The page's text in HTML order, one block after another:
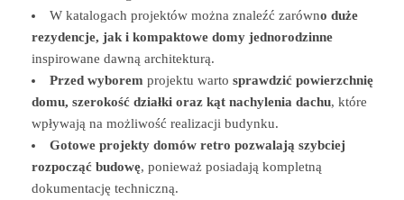
W katalogach projektów można znaleźć zarówno duże
rezydencje, jak i kompaktowe domy jednorodzinne
inspirowane dawną architekturą.
Przed wyborem projektu warto sprawdzić powierzchnię
domu, szerokość działki oraz kąt nachylenia dachu, które
wpływają na możliwość realizacji budynku.
Gotowe projekty domów retro pozwalają szybciej
rozpocząć budowę, ponieważ posiadają kompletną
dokumentację techniczną.